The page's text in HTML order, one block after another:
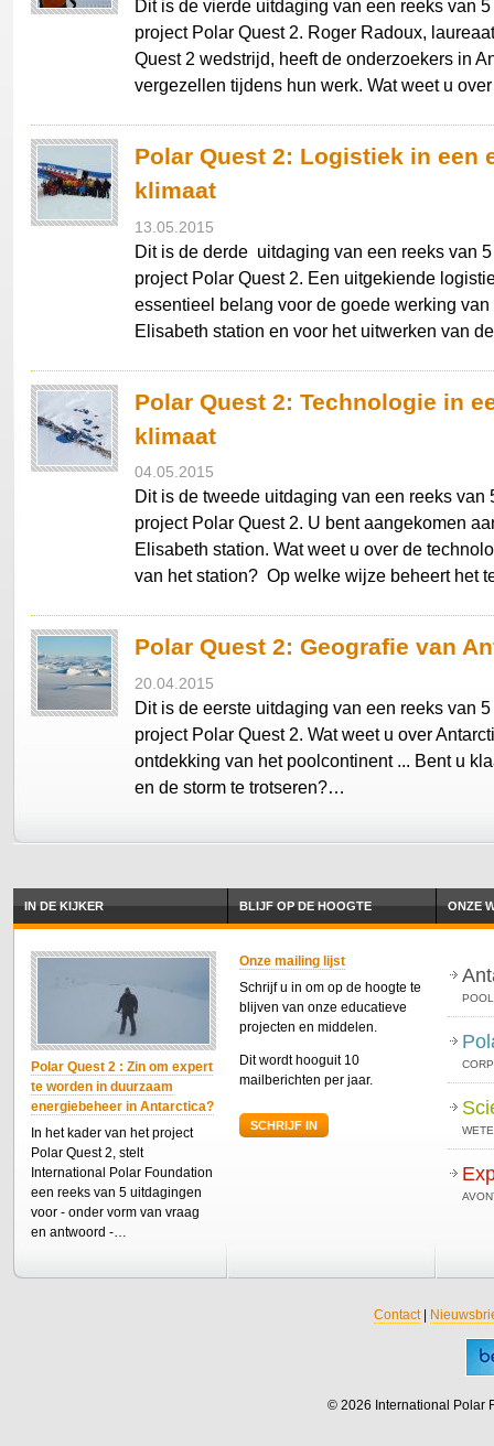
Dit is de vierde uitdaging van een reeks van
project Polar Quest 2. Roger Radoux,
Quest 2 wedstrijd, heeft de onderzoekers in
vergezellen tijdens hun werk. Wat weet u
Polar Quest 2: Logistiek in een
klimaat
13.05.2015
Dit is de derde uitdaging van een reeks van
project Polar Quest 2. Een uitgekiende
essentieel belang voor de goede werking
Elisabeth station en voor het uitwerken van
Polar Quest 2: Technologie in
klimaat
04.05.2015
Dit is de tweede uitdaging van een reeks van
project Polar Quest 2. U bent aangekomen
Elisabeth station. Wat weet u over de
van het station? Op welke wijze beheert het
Polar Quest 2: Geografie van
20.04.2015
Dit is de eerste uitdaging van een reeks van
project Polar Quest 2. Wat weet u over
ontdekking van het poolcontinent ... Bent u
en de storm te trotseren?…
IN DE KIJKER
Polar Quest 2 : Zin om expert
te worden in duurzaam
energiebeheer in Antarctica?
In het kader van het project
Polar Quest 2, stelt
International Polar Foundation
een reeks van 5 uitdagingen
voor - onder vorm van vraag
en antwoord -…
BLIJF OP DE HOOGTE
Onze mailing lijst
Schrijf u in om op de hoogte te
blijven van onze educatieve
projecten en middelen.
Dit wordt hooguit 10
mailberichten per jaar.
SCHRIJF IN
ONZE
Contact|
© 2026 International Polar